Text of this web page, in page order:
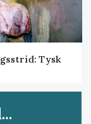
Tysk